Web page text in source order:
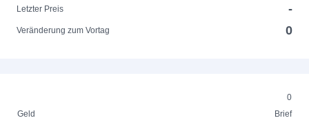
Letzter Preis
-
Veränderung zum Vortag 0
0
Geld
Brief